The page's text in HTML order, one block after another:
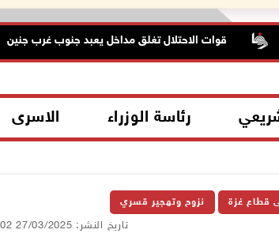
قوات الاحتلال تغلق مداخل يعبد جنوب غرب جنين
رئاسة الوزراء الاسرى
قطاع غزة نزوح وتهجير قسري
تاريخ النشر: 27/03/2025 01:02 م